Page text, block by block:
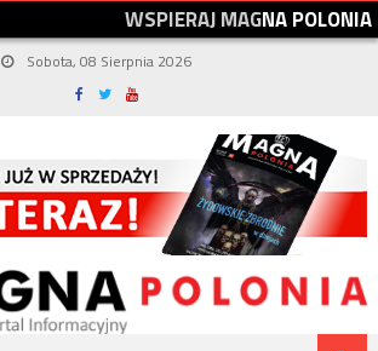
WSPIERAJMAGNAPOLONIA
Sobota, 08 Sierpnia 2026